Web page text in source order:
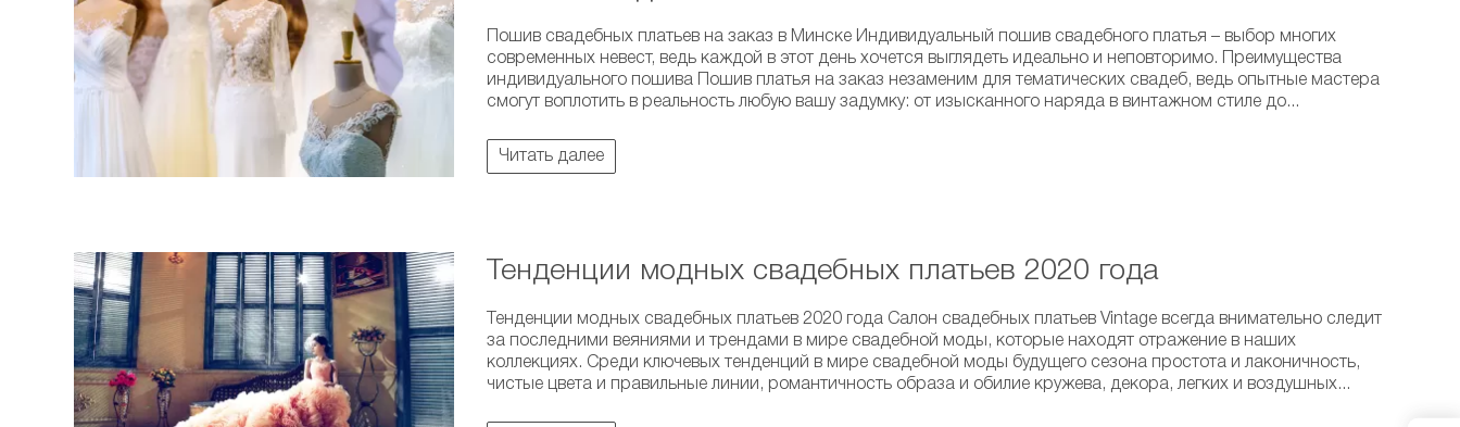
Пошив свадебных платьев на заказ в Минске Индивидуальный пошив свадебного платья – выбор многих
современных невест, ведь каждой в этот день хочется выглядеть идеально и неповторимо. Преимущества
индивидуального пошива Пошив платья на заказ незаменим для тематических свадеб, ведь опытные мастера
смогут воплотить в реальность любую вашу задумку: от изысканного наряда в винтажном стиле до...
Читать далее
Тенденции модных свадебных платьев 2020 года
Тенденции модных свадебных платьев 2020 года Салон свадебных платьев Vintage всегда внимательно следит
за последними веяниями и трендами в мире свадебной моды, которые находят отражение в наших
коллекциях. Среди ключевых тенденций в мире свадебной моды будущего сезона простота и лаконичность,
чистые цвета и правильные линии, романтичность образа и обилие кружева, декора, легких и воздушных...